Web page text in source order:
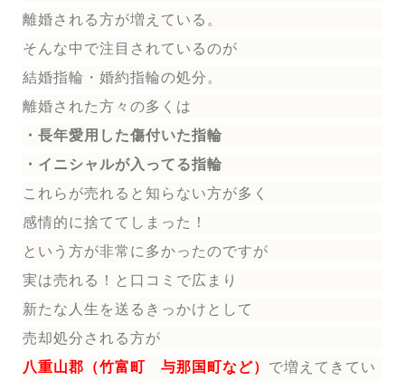
離婚される方が増えている。
そんな中で注目されているのが
結婚指輪 ・婚約指輪の処分。
離婚された方々の多くは
・長年愛用した傷付いた指輪
・イニシャルが入ってる指輪
これらが売れると知らない方が多く
感情的に捨ててしまった！
という方が非常に多かったのですが
実は売れる！と口コミで広まり
新たな人生を送る きっかけとして
売却処分される方が
八重山郡（竹富町 与那国町など） で増えてきてい